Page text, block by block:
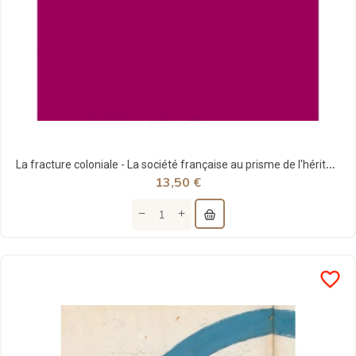
La fracture coloniale - La société française au prisme de l'héritage colonial
13,50 €
favorite_border